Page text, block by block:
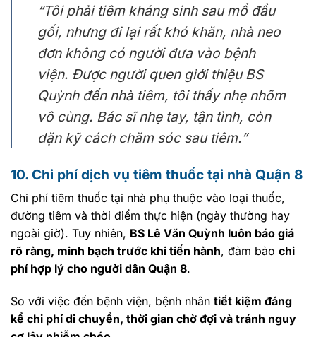
“Tôi phải tiêm kháng sinh sau mổ đầu
gối, nhưng đi lại rất khó khăn, nhà neo
đơn không có người đưa vào bệnh
viện. Được người quen giới thiệu BS
Quỳnh đến nhà tiêm, tôi thấy nhẹ nhõm
vô cùng. Bác sĩ nhẹ tay, tận tình, còn
dặn kỹ cách chăm sóc sau tiêm.”
10. Chi phí dịch vụ tiêm thuốc tại nhà Quận 8
Chi phí tiêm thuốc tại nhà phụ thuộc vào loại thuốc,
đường tiêm và thời điểm thực hiện (ngày thường hay
ngoài giờ). Tuy nhiên, BS Lê Văn Quỳnh luôn báo giá
rõ ràng, minh bạch trước khi tiến hành, đảm bảo chi
phí hợp lý cho người dân Quận 8.
So với việc đến bệnh viện, bệnh nhân tiết kiệm đáng
kể chi phí di chuyển, thời gian chờ đợi và tránh nguy